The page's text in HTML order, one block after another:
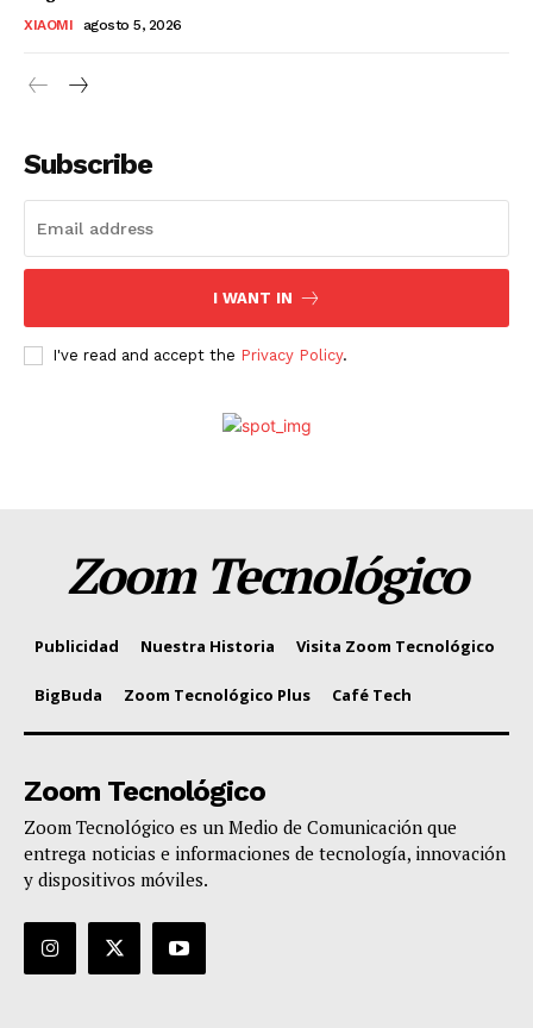
XIAOMI agosto 5, 2026
Subscribe
I WANT IN
I've read and accept the Privacy Policy.
Zoom Tecnológico
Publicidad Nuestra Historia Visita Zoom Tecnológico
BigBuda Zoom Tecnológico Plus Café Tech
Zoom Tecnológico
Zoom Tecnológico es un Medio de Comunicación que
entrega noticias e informaciones de tecnología, innovación
y dispositivos móviles.